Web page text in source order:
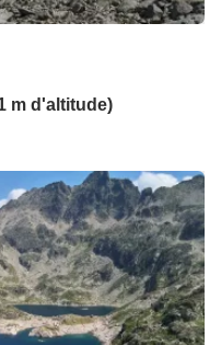
m d'altitude)